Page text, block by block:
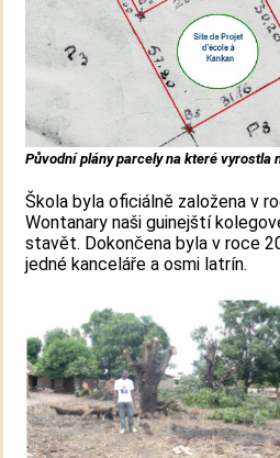
Původní plány parcely na které vyrostla
Škola byla oficiálně založena v
Wontanary naši guinejští
stavět. Dokončena byla v roce
jedné kanceláře a osmi latrín.